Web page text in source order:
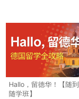
Hallo，留德华！【随到
随学班】